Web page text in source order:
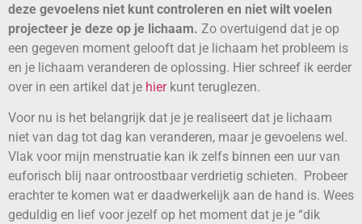
deze gevoelens niet kunt controleren en niet wilt voelen
projecteer je deze op je lichaam. Zo overtuigend dat je op
een gegeven moment gelooft dat je lichaam het probleem is
en je lichaam veranderen de oplossing. Hier schreef ik eerder
over in een artikel dat je hierkunt teruglezen.
Voor nu is het belangrijk dat je je realiseert dat je lichaam
niet van dag tot dag kan veranderen, maar je gevoelens wel.
Vlak voor mijn menstruatie kan ik zelfs binnen een uur van
euforisch blij naar ontroostbaar verdrietig schieten. Probeer
erachter te komen wat er daadwerkelijk aan de hand is. Wees
geduldig en lief voor jezelf op het moment dat je je “dik